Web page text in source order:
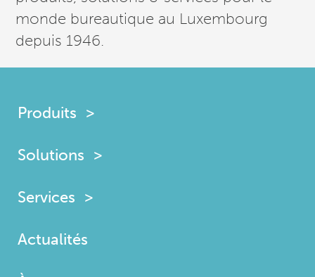
Produits
Solutions
Services
Actualités
monde bureautique au Luxembourg
depuis 1946.